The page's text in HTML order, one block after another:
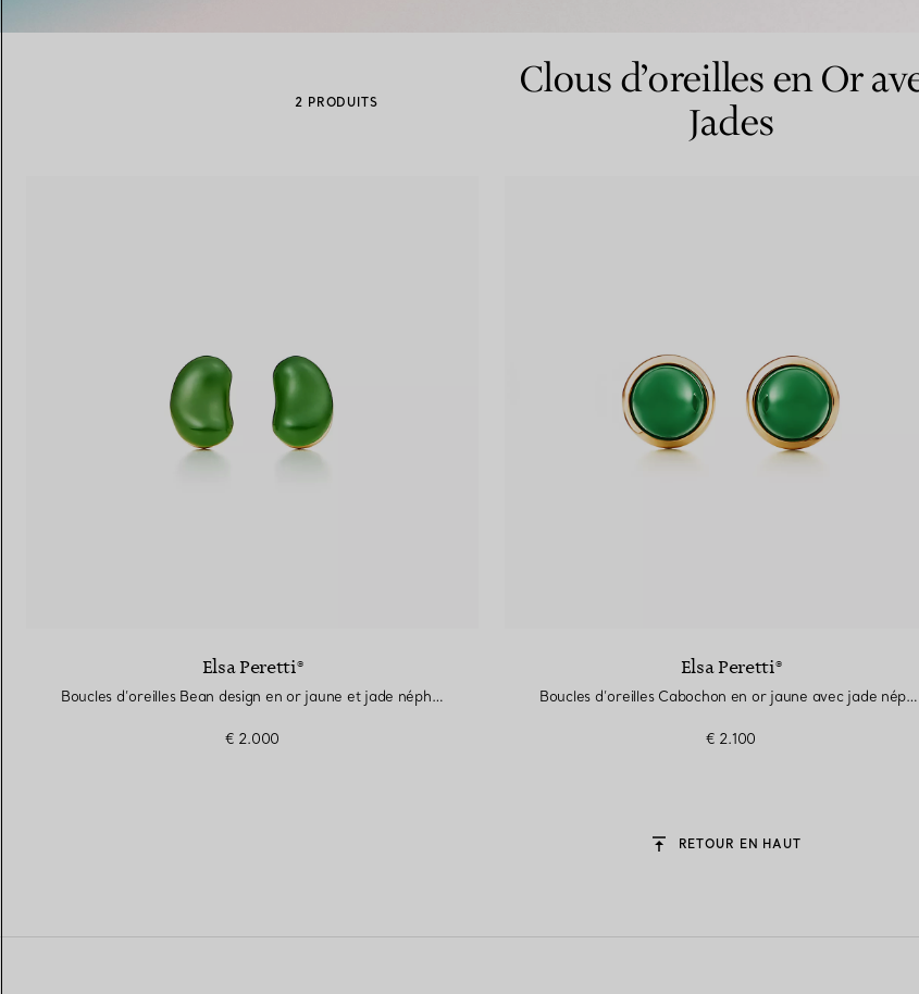
avec un expert en diamants Tiffany.
2 PRODUITS
Clous d’oreilles en Or
Jades
Elsa Peretti®
Boucles d’oreilles Bean design en or jaune et jade néphrite vert
€ 2.000
Elsa Peretti®
Boucles d’oreilles Cabochon en or jaune avec jade néphrite vert
€ 2.100
RETOUR EN HAUT